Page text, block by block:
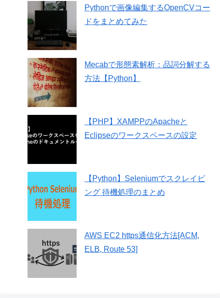
Pythonで画像編集するOpenCVコー
ドをまとめてみた
Mecabで形態素解析：品詞分解する
方法【Python】
【PHP】XAMPPのApacheと
Eclipseのワークスペースの設定
【Python】Seleniumでスクレイピ
ング 待機処理のまとめ
AWS EC2 https通信化方法[ACM,
ELB, Route 53]